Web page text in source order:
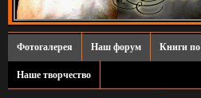
Фотогалерея Наш форум Книги
Наше творчество